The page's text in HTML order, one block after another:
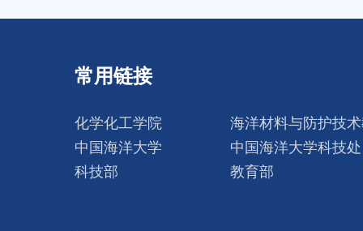
常用链接
化学化工学院
海洋材料与防护技
中国海洋大学
中国海洋大学科技处
科技部
教育部